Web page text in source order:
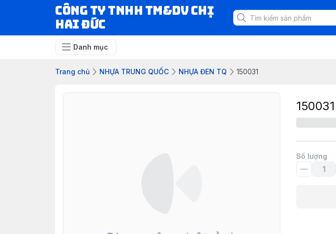
CÔNG TY TNHH TM&DV CHỊ
HAI ĐỨC
Danh mục
Trang chủ NHỰA TRUNG QUỐC NHỰA ĐEN TQ 150031
150031
Số lượng